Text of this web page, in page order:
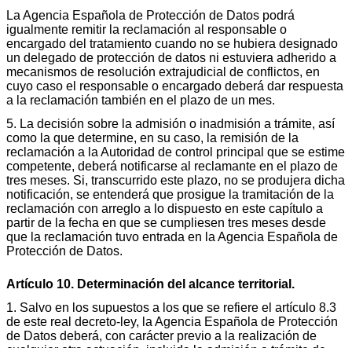
La Agencia Española de Protección de Datos podrá
igualmente remitir la reclamación al responsable o
encargado del tratamiento cuando no se hubiera designado
un delegado de protección de datos ni estuviera adherido a
mecanismos de resolución extrajudicial de conflictos, en
cuyo caso el responsable o encargado deberá dar respuesta
a la reclamación también en el plazo de un mes.
5. La decisión sobre la admisión o inadmisión a trámite, así
como la que determine, en su caso, la remisión de la
reclamación a la Autoridad de control principal que se estime
competente, deberá notificarse al reclamante en el plazo de
tres meses. Si, transcurrido este plazo, no se produjera dicha
notificación, se entenderá que prosigue la tramitación de la
reclamación con arreglo a lo dispuesto en este capítulo a
partir de la fecha en que se cumpliesen tres meses desde
que la reclamación tuvo entrada en la Agencia Española de
Protección de Datos.
Artículo 10. Determinación del alcance territorial.
1. Salvo en los supuestos a los que se refiere el artículo 8.3
de este real decreto-ley, la Agencia Española de Protección
de Datos deberá, con carácter previo a la realización de